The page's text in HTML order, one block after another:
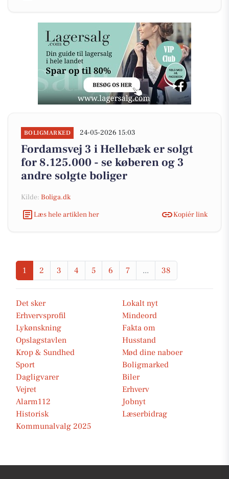
BOLIGMARKED 24-05-2026 15:03
Fordamsvej 3 i Hellebæk er solgt
for 8.125.000 - se køberen og 3
andre solgte boliger
Kilde: Boliga.dk
Læs hele artiklen her
Kopiér link
1 2 3 4 5 6 7 ... 38
Det sker
Lokalt nyt
Erhvervsprofil
Mindeord
Lykønskning
Fakta om
Opslagstavlen
Husstand
Krop & Sundhed
Mød dine naboer
Sport
Boligmarked
Dagligvarer
Biler
Vejret
Erhverv
Alarm112
Jobnyt
Historisk
Læserbidrag
Kommunalvalg 2025